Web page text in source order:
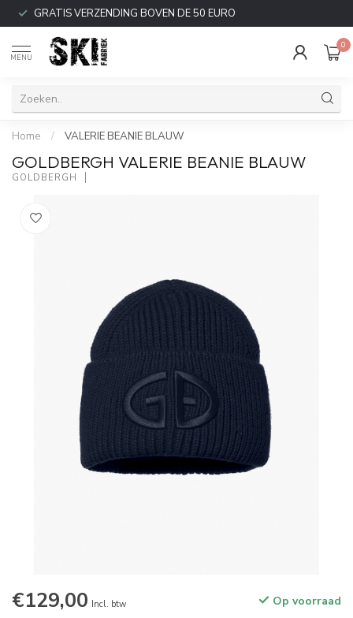
GRATIS VERZENDING BOVEN DE 50 EURO
MENU
0
Home / VALERIE BEANIE BLAUW
GOLDBERGH VALERIE BEANIE BLAUW
GOLDBERGH
€129,00 Incl. btw Op voorraad